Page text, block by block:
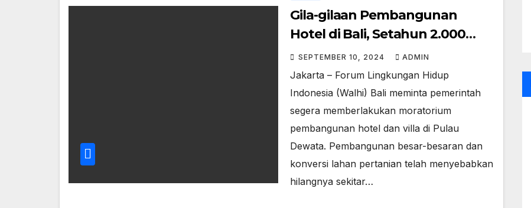
Gila-gilaan Pembangunan
Hotel di Bali, Setahun 2.000
Hektare Sawah Lenyap
SEPTEMBER 10, 2024 ADMIN
Jakarta – Forum Lingkungan Hidup
Indonesia (Walhi) Bali meminta pemerintah
segera memberlakukan moratorium
pembangunan hotel dan villa di Pulau
Dewata. Pembangunan besar-besaran dan
konversi lahan pertanian telah menyebabkan
hilangnya sekitar…